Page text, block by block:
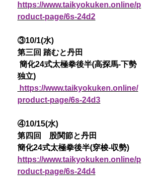
https://www.taikyokuken.online/p
roduct-page/6s-24d2
③10/1(水)
第三回 踏むと丹田
簡化24式太極拳後半(高探馬-下勢
独立)
https://www.taikyokuken.online/
product-page/6s-24d3
④10/15(水)
第四回 股関節と丹田
簡化24式太極拳後半(穿梭-収勢)
https://www.taikyokuken.online/p
roduct-page/6s-24d4